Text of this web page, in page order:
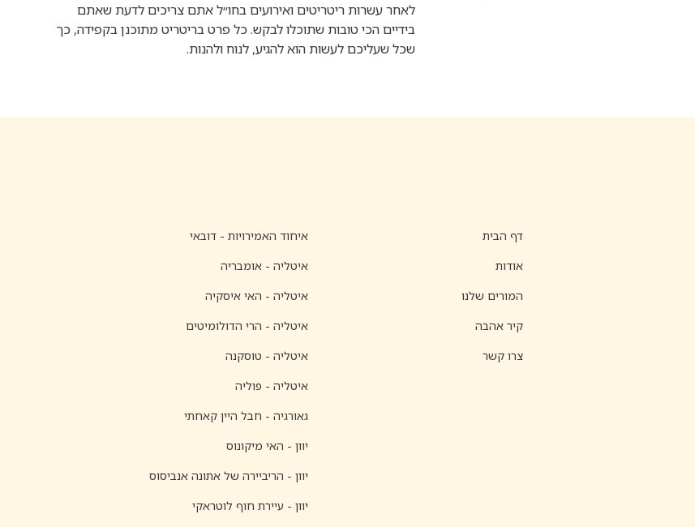
לאחר עשרות ריטריטים ואירועים בחו״ל אתם צריכים לדעת שאתם
בידיים הכי טובות שתוכלו לבקש. כל פרט בריטריט מתוכנן בקפידה, כך
שכל שעליכם לעשות הוא להגיע, לנוח ולהנות.
דף הבית
אודות
המורים שלנו
קיר אהבה
צרו קשר
איחוד האמירויות - דובאי
איטליה - אומבריה
איטליה - האי איסקיה
איטליה - הרי הדולומיטים
איטליה - טוסקנה
איטליה - פוליה
גאורגיה - חבל היין קאחתי
יוון - האי מיקונוס
יוון - הריביירה של אתונה אנביסוס
יוון - עיירת חוף לוטראקי